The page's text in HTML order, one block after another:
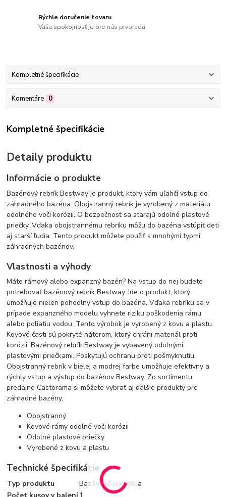
Rýchle doručenie tovaru
Vaša spokojnosť je pre nás prvoradá
Kompletné špecifikácie
Komentáre 0
Kompletné špecifikácie
Detaily produktu
Informácie o produkte
Bazénový rebrík Bestway je produkt, ktorý vám uľahčí vstup do
záhradného bazéna. Obojstranný rebrík je vyrobený z materiálu
odolného voči korózii. O bezpečnosť sa starajú odolné plastové
priečky. Vďaka obojstrannému rebríku môžu do bazéna vstúpiť deti
aj starší ľudia. Tento produkt môžete použiť s mnohými typmi
záhradných bazénov.
Vlastnosti a výhody
Máte rámový alebo expanzný bazén? Na vstup do nej budete
potrebovať bazénový rebrík Bestway. Ide o produkt, ktorý
umožňuje nielen pohodlný vstup do bazéna. Vďaka rebríku sa v
prípade expanzného modelu vyhnete riziku poškodenia rámu
alebo poliatiu vodou. Tento výrobok je vyrobený z kovu a plastu.
Kovové časti sú pokryté náterom, ktorý chráni materiál proti
korózii. Bazénový rebrík Bestway je vybavený odolnými
plastovými priečkami. Poskytujú ochranu proti pošmyknutiu.
Obojstranný rebrík v bielej a modrej farbe umožňuje efektívny a
rýchly vstup a výstup do bazénov Bestway. Zo sortimentu
predajne Castorama si môžete vybrať aj ďalšie produkty pre
záhradné bazény.
Obojstranný
Kovové rámy odolné voči korózii
Odolné plastové priečky
Vyrobené z kovu a plastu
Technické špecifikácie
Typ produktu
Bazénová podložka